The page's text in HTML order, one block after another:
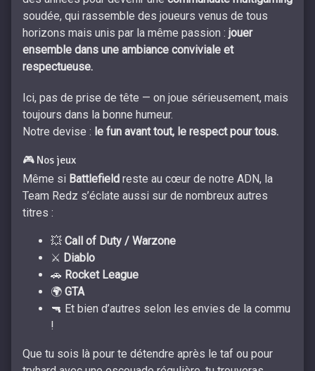
soudée, qui rassemble des joueurs venus de tous
horizons mais unis par la même passion : jouer
ensemble dans une ambiance conviviale et
respectueuse.
Ici, pas de prise de tête — on joue sérieusement, mais
toujours dans la bonne humeur.
Notre devise : le fun avant tout, le respect pour tous.
🎮 Nos jeux
Même si Battlefield reste au cœur de notre ADN, la
Team Redz s’éclate aussi sur de nombreux autres
titres :
💥 Call of Duty / Warzone
⚔️ Diablo
🚗 Rocket League
🌍 GTA
🔫 Et bien d’autres selon les envies de la commu
!
Que tu sois là pour te détendre après le taf ou pour